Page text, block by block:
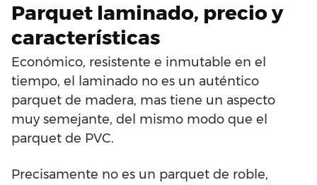
Parquet laminado, precio y
características
Económico, resistente e inmutable en el
tiempo, el laminado no es un auténtico
parquet de madera, mas tiene un aspecto
muy semejante, del mismo modo que el
parquet de PVC.
Precisamente no es un parquet de roble,